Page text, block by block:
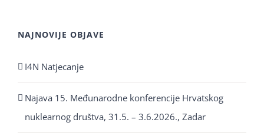
NAJNOVIJE OBJAVE
I4N Natjecanje
Najava 15. Međunarodne konferencije Hrvatskog
nuklearnog društva, 31.5. – 3.6.2026., Zadar